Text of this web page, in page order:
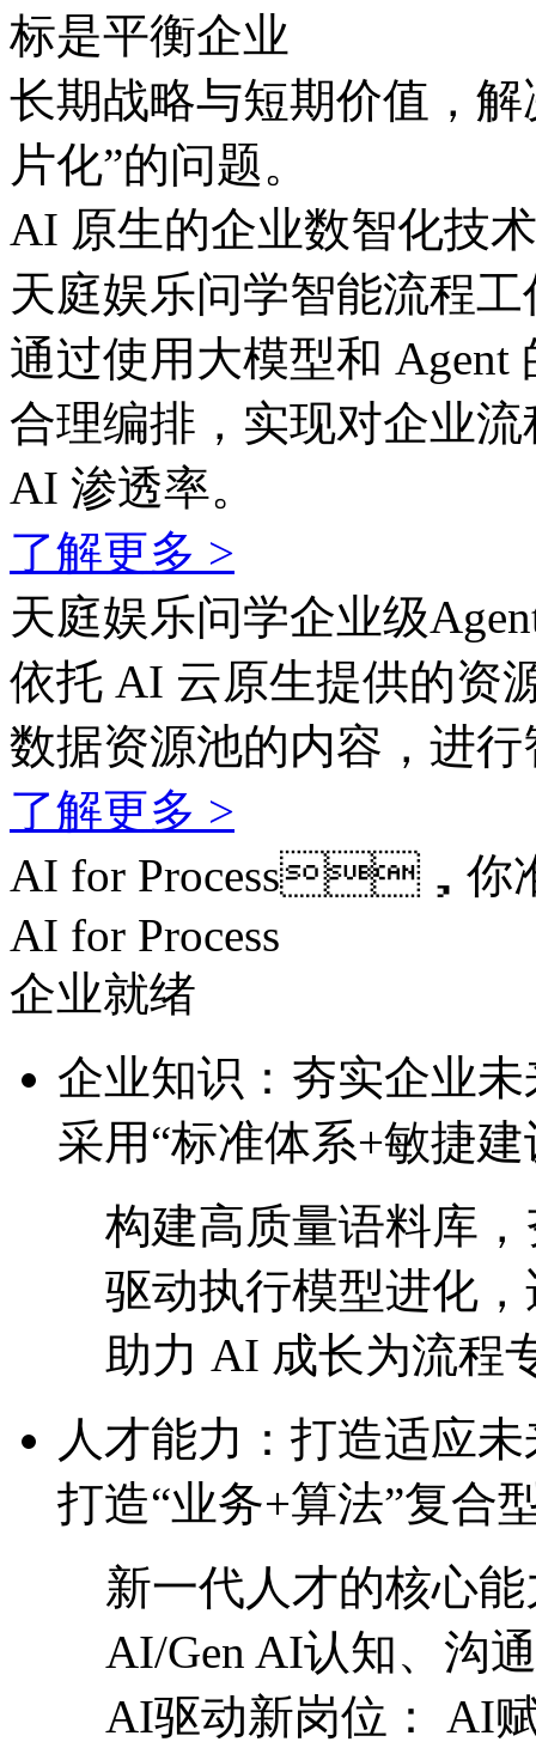
标是平衡企业
长期战略与短期价值，
片化”的问题。
AI 原生的企业数智化技
天庭娱乐问学智能流程工
通过使用大模型和 Agent
合理编排，实现对企业
AI 渗透率。
了解更多 >
天庭娱乐问学企业级
依托 AI 云原生提供的资源
数据资源池的内容，
了解更多 >
AI for Process，你
AI for Process
企业就绪
企业知识：夯实企业
采用“标准体系+敏捷
构建高质量语料库
驱动执行模型进化
助力 AI 成长为流程专
人才能力：打造适应
打造“业务+算法”复合
新一代人才的核心能力
AI/Gen AI认知、沟
AI驱动新岗位： AI